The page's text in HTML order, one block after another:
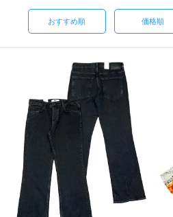
おすすめ順 価格順